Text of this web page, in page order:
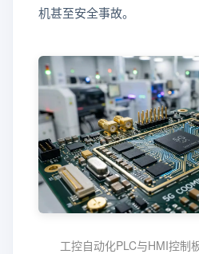
机甚至安全事故。
工控自动化PLC与HMI控制